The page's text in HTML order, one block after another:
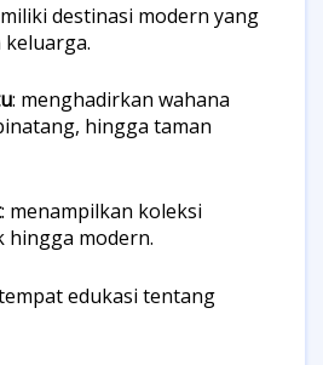
destinasi modern yang
: menghadirkan wahana
hingga taman
: menampilkan koleksi
hingga modern.
edukasi tentang